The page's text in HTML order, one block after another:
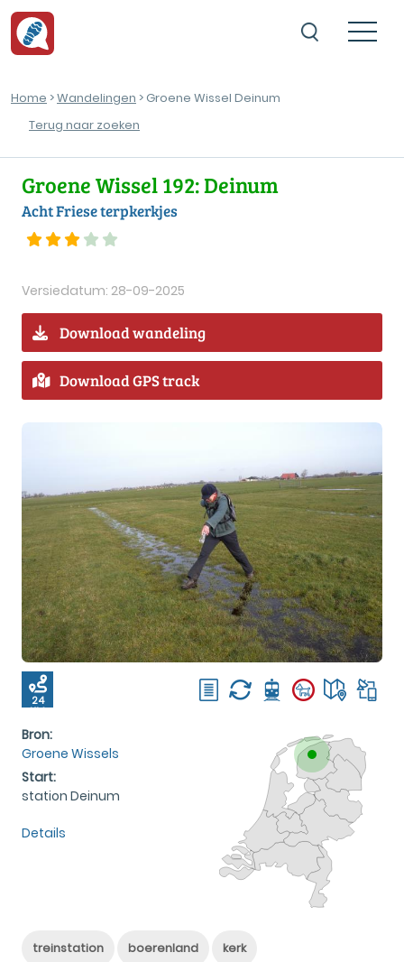
Home >Wandelingen > Groene Wissel Deinum
Terug naar zoeken
Groene Wissel 192: Deinum
Acht Friese terpkerkjes
Versiedatum: 28-09-2025
Download wandeling
Download GPS track
24
KM
Bron:
Groene Wissels
Start:
station Deinum
Details
treinstation boerenland kerk